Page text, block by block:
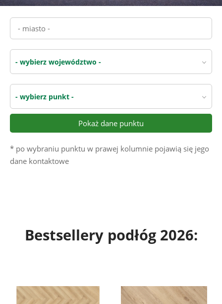
- wybierz województwo -
- wybierz punkt -
Pokaż dane punktu
* po wybraniu punktu w prawej kolumnie pojawią się jego
dane kontaktowe
Bestsellery podłóg 2026: